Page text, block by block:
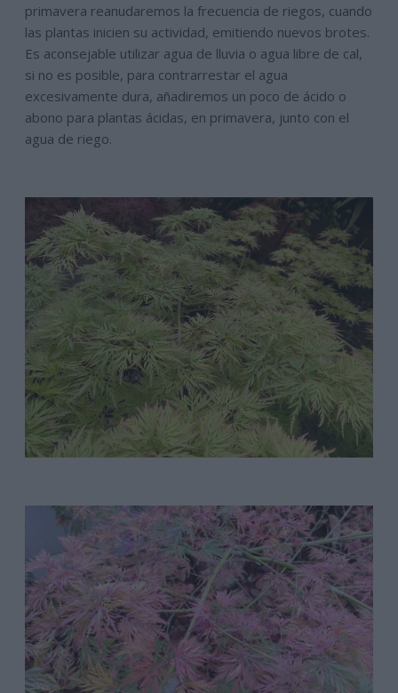
primavera reanudaremos la frecuencia de riegos, cuando
las plantas inicien su actividad, emitiendo nuevos brotes.
Es aconsejable utilizar agua de lluvia o agua libre de cal,
si no es posible, para contrarrestar el agua
excesivamente dura, añadiremos un poco de ácido o
abono para plantas ácidas, en primavera, junto con el
agua de riego.